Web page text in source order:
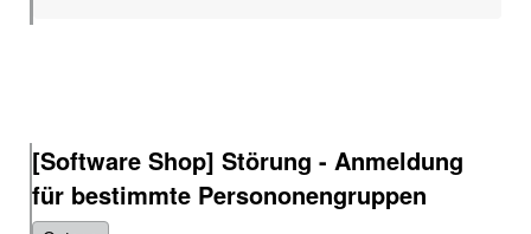
[Software Shop] Störung - Anmeldung
für bestimmte Persononengruppen